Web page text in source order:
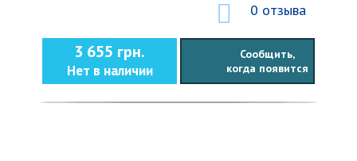
0 отзыва
3 655 грн.
Нет в наличии
Сообщить,
когда появится